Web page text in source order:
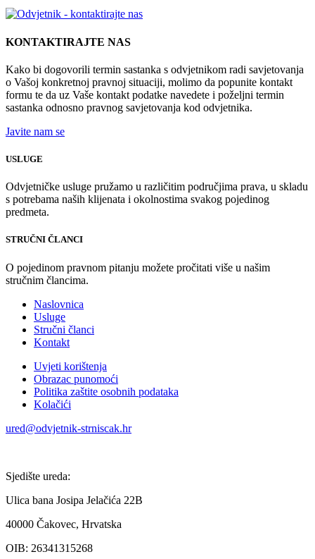
KONTAKTIRAJTE NAS
Kako bi dogovorili termin sastanka s odvjetnikom radi savjetovanja
o Vašoj konkretnoj pravnoj situaciji, molimo da popunite kontakt
formu te da uz Vaše kontakt podatke navedete i poželjni termin
sastanka odnosno pravnog savjetovanja kod odvjetnika.
Javite nam se
USLUGE
Odvjetničke usluge pružamo u različitim područjima prava, u skladu
s potrebama naših klijenata i okolnostima svakog pojedinog
predmeta.
STRUČNI ČLANCI
O pojedinom pravnom pitanju možete pročitati više u našim
stručnim člancima.
Naslovnica
Usluge
Stručni članci
Kontakt
Uvjeti korištenja
Obrazac punomoći
Politika zaštite osobnih podataka
Kolačići
ured@odvjetnik-strniscak.hr
Sjedište ureda:
Ulica bana Josipa Jelačića 22B
40000 Čakovec, Hrvatska
OIB: 26341315268